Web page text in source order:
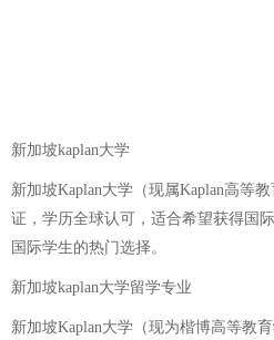
新加坡kaplan大学
新加坡Kaplan大学（现属Kaplan高等
证，学历全球认可，适合希望获得国
国际学生的热门选择。
新加坡kaplan大学留学专业
新加坡Kaplan大学（现为楷博高等教